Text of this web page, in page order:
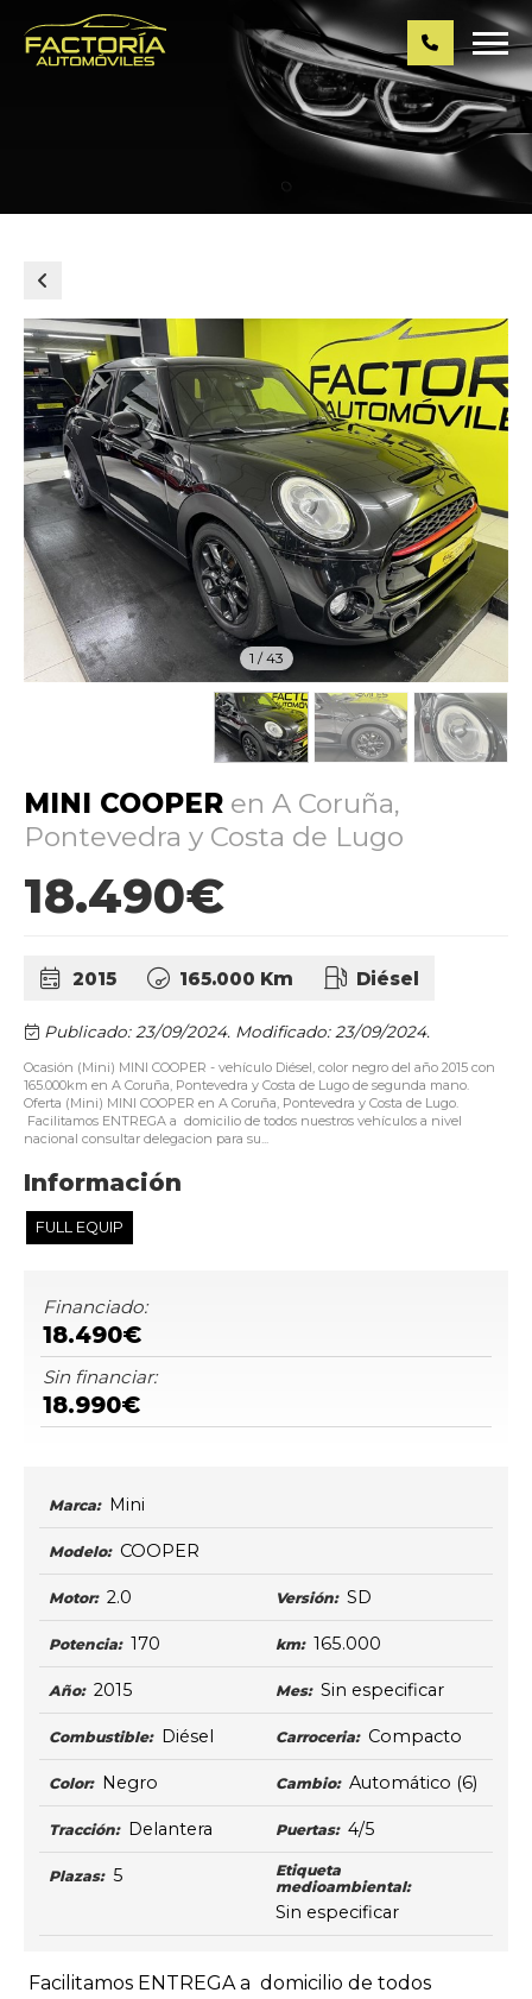
1 /43
MINI COOPER en A Coruña,
Pontevedra y Costa de Lugo
18.490€
2015 165.000 Km Diésel
Publicado: 23/09/2024. Modificado: 23/09/2024.
Ocasión (Mini) MINI COOPER - vehículo Diésel, color negro del año 2015 con
165.000km en A Coruña, Pontevedra y Costa de Lugo de segunda mano.
Oferta (Mini) MINI COOPER en A Coruña, Pontevedra y Costa de Lugo.
Facilitamos ENTREGA a domicilio de todos nuestros vehículos a nivel
nacional consultar delegacion para su...
Información
FULL EQUIP
Financiado:
18.490€
Sin financiar:
18.990€
Marca: Mini
Modelo: COOPER
Motor: 2.0 Versión: SD
Potencia: 170 km: 165.000
Año: 2015 Mes: Sin especificar
Combustible: Diésel Carroceria: Compacto
Color: Negro Cambio: Automático (6)
Tracción: Delantera Puertas: 4/5
Plazas: 5
Etiqueta
medioambiental:
Sin especificar
Facilitamos ENTREGA a domicilio de todos